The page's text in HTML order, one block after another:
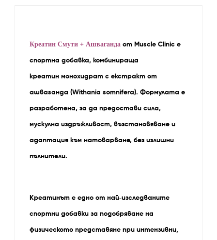
Креатин Смути + Ашваганда от Muscle Clinic е
спортна добавка, комбинираща
креатин монохидрат с екстракт от
ашваганда (Withania somnifera). Формулата е
разработена, за да предостави сила,
мускулна издръжливост, възстановяване и
адаптация към натоварване, без излишни
пълнители.
Креатинът е едно от най‑изследваните
спортни добавки за подобряване на
физическото представяне при интензивни,